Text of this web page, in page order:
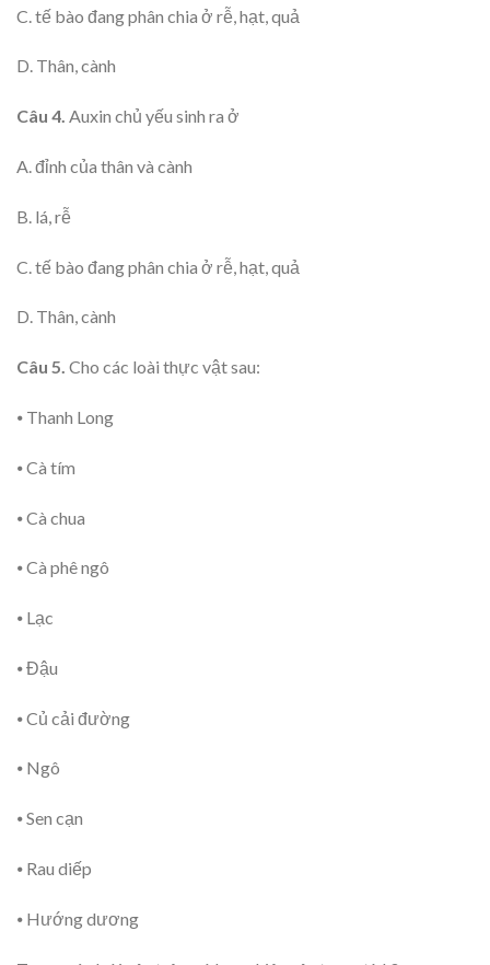
C. tế bào đang phân chia ở rễ, hạt, quả
D. Thân, cành
Câu 4. Auxin chủ yếu sinh ra ở
A. đỉnh của thân và cành
B. lá, rễ
C. tế bào đang phân chia ở rễ, hạt, quả
D. Thân, cành
Câu 5. Cho các loài thực vật sau:
⦁ Thanh Long
⦁ Cà tím
⦁ Cà chua
⦁ Cà phê ngô
⦁ Lạc
⦁ Đậu
⦁ Củ cải đường
⦁ Ngô
⦁ Sen cạn
⦁ Rau diếp
⦁ Hướng dương